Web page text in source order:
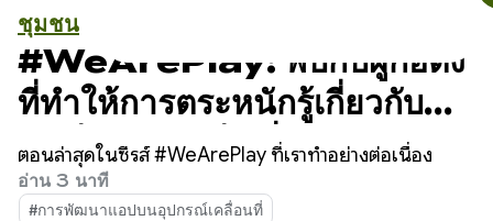
ชุมชน
#WeArePlay: พบกับผู้ก่อตั้ง
ที่ทำให้การตระหนักรู้เกี่ยวกับ
มะเร็งเต้านมเป็นเรื่องง่ายและ
เข้าถึงได้
ตอนล่าสุดในซีรีส์ #WeArePlay ที่เราทำอย่างต่อเนื่อง
อ่าน 3 นาที
#การพัฒนาแอปบนอุปกรณ์เคลื่อนที่